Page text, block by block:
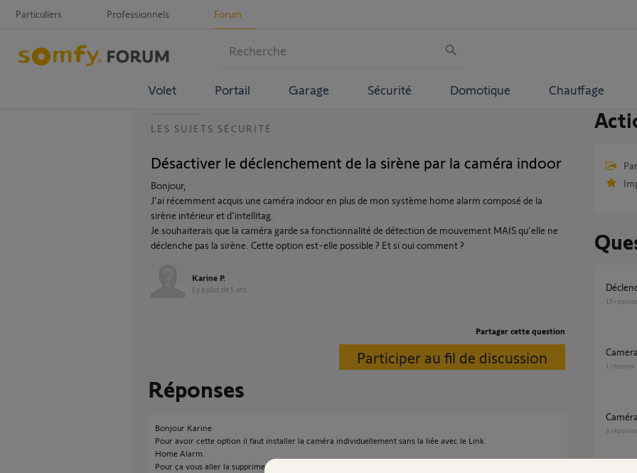
Particuliers Professionnels Forum
Volet Portail Garage Sécurité Domotique Chauffage
LES SUJETS SÉCURITÉ
Désactiver le déclenchement de la sirène par la caméra indoor
Bonjour,
J'ai récemment acquis une caméra indoor en plus de mon système home alarm composé de la
sirène intérieur et d'intellitag.
Je souhaiterais que la caméra garde sa fonctionnalité de détection de mouvement MAIS qu'elle ne
déclenche pas la sirène. Cette option est-elle possible ? Et si oui comment ?
Karine P.
il y a plus de 5 ans
Partager cette question
Participer au fil de discussion
Réponses
Bonjour Karine
Pour avoir cette option il faut installer la caméra individuellement sans la liée avec le Link
Home Alarm.
Pour ça vous aller la supprimer dans votre installation actuelle et ensuite sur l'écran
15
1 réponse
3 réponses